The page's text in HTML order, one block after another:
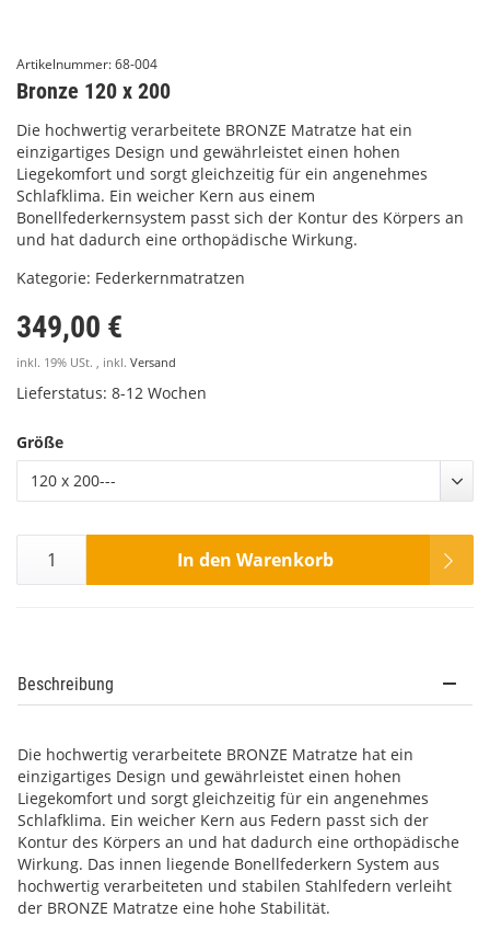
Artikelnummer:68-004
Bronze 120 x 200
Die hochwertig verarbeitete BRONZE Matratze hat ein
einzigartiges Design und gewährleistet einen hohen
Liegekomfort und sorgt gleichzeitig für ein angenehmes
Schlafklima. Ein weicher Kern aus einem
Bonellfederkernsystem passt sich der Kontur des Körpers an
und hat dadurch eine orthopädische Wirkung.
Kategorie: Federkernmatratzen
349,00 €
inkl. 19% USt. , inkl. Versand
Lieferstatus: 8-12 Wochen
Größe
120 x 200---
In den Warenkorb
Beschreibung
Die hochwertig verarbeitete BRONZE Matratze hat ein
einzigartiges Design und gewährleistet einen hohen
Liegekomfort und sorgt gleichzeitig für ein angenehmes
Schlafklima. Ein weicher Kern aus Federn passt sich der
Kontur des Körpers an und hat dadurch eine orthopädische
Wirkung. Das innen liegende Bonellfederkern System aus
hochwertig verarbeiteten und stabilen Stahlfedern verleiht
der BRONZE Matratze eine hohe Stabilität.